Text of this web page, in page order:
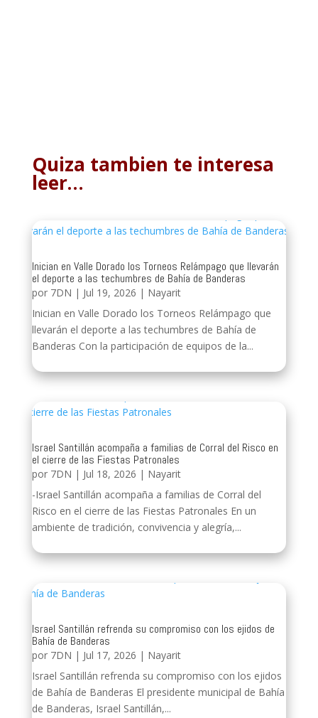
Quiza tambien te interesa
leer…
Inician en Valle Dorado los Torneos Relámpago que llevarán
el deporte a las techumbres de Bahía de Banderas
por 7DN | Jul 19, 2026 | Nayarit
Inician en Valle Dorado los Torneos Relámpago que
llevarán el deporte a las techumbres de Bahía de
Banderas Con la participación de equipos de la...
Israel Santillán acompaña a familias de Corral del Risco en
el cierre de las Fiestas Patronales
por 7DN | Jul 18, 2026 | Nayarit
-Israel Santillán acompaña a familias de Corral del
Risco en el cierre de las Fiestas Patronales En un
ambiente de tradición, convivencia y alegría,...
Israel Santillán refrenda su compromiso con los ejidos de
Bahía de Banderas
por 7DN | Jul 17, 2026 | Nayarit
Israel Santillán refrenda su compromiso con los ejidos
de Bahía de Banderas El presidente municipal de Bahía
de Banderas, Israel Santillán,...